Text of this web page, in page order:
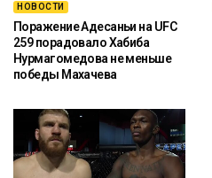
НОВОСТИ
Поражение Адесаньи на UFC
259 порадовало Хабиба
Нурмагомедова не меньше
победы Махачева